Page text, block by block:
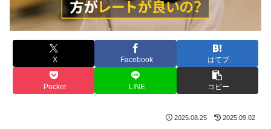
X Facebook はてブ
Pocket LINE コピー
2025.08.25 2025.09.02